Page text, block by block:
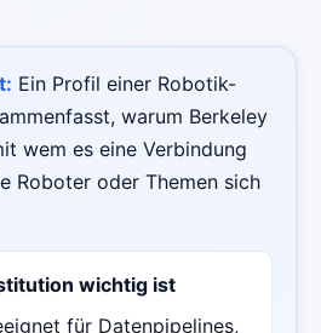
Ein Profil einer Robotik-
warum Berkeley
wem es eine Verbindung
Roboter oder Themen sich
wichtig ist
für Datenpipelines,